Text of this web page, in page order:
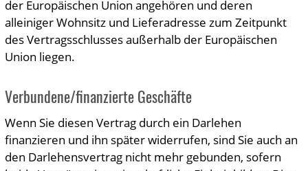
der Europäischen Union angehören und deren
alleiniger Wohnsitz und Lieferadresse zum Zeitpunkt
des Vertragsschlusses außerhalb der Europäischen
Union liegen.
Verbundene/finanzierte Geschäfte
Wenn Sie diesen Vertrag durch ein Darlehen
finanzieren und ihn später widerrufen, sind Sie auch an
den Darlehensvertrag nicht mehr gebunden, sofern